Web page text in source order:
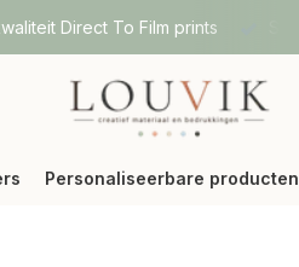
Direct To Film prints
Personaliseerbare producten